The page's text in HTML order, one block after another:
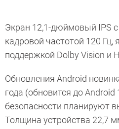
Экран 12,1-дюймовый IPS
кадровой частотой 120 Гц,
поддержкой Dolby Vision и
Обновления Android
года (обновится до Android
безопасности планируют
Толщина устройства 22,7